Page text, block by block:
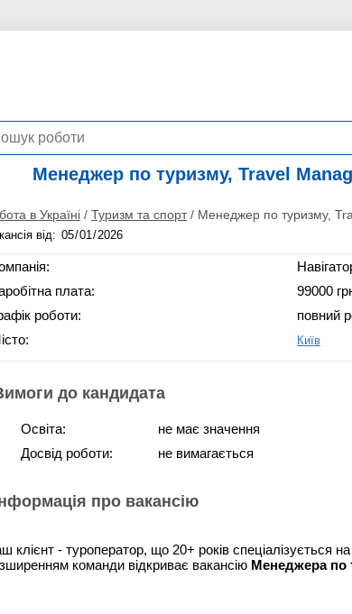
Менеджер по туризму, Travel
в Україні / Туризм та спорт / Менеджер по туризму,
від:
плата:
роботи:
99000
повний
Київ
до кандидата
Освіта:
Досвід роботи:
не має значення
не вимагається
про вакансію
клієнт - туроператор, що 20+ років спеціалізується на
команди відкриває вакансію Менеджера по